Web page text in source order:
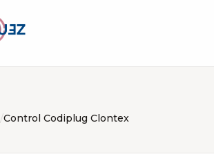
/Control Codiplug Clontex